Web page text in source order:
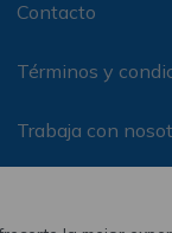
Contacto
Términos y
Trabaja con